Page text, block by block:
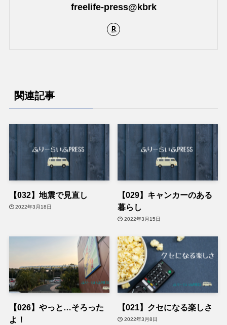
freelife-press@kbrk
関連記事
【032】地震で見直し
2022年3月18日
【029】キャンカーのある
暮らし
2022年3月15日
【026】やっと…そろった
よ！
【021】クセになる楽しさ
2022年3月8日